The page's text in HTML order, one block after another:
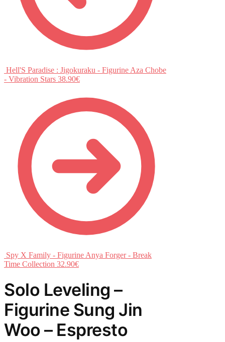
Hell'S Paradise : Jigokuraku - Figurine Aza Chobe
- Vibration Stars 38.90€
Spy X Family - Figurine Anya Forger - Break
Time Collection 32.90€
Solo Leveling –
Figurine Sung Jin
Woo – Espresto